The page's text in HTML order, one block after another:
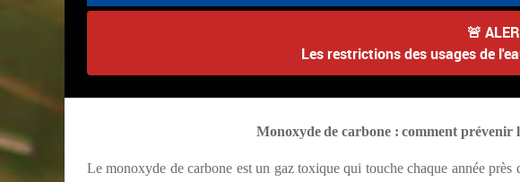
🚨
Les restrictions des usages de
Monoxyde de carbone : comment prévenir
Le monoxyde de carbone est un gaz toxique qui touche chaque année